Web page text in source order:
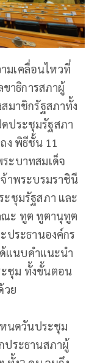
มเคลื่อนไหวที่
าธิการสภาผู้
มาชิกรัฐสภาทั้ง
ดประชุมรัฐสภา
ง พิธีชั้น 11
ะบาทสมเด็จ
าพระบรมราชินี
ะชุมรัฐสภา และ
ะ ทูต ทูตานุทูต
ประธานองค์กร
ด้แนบคำแนะนำ
ชุม ทั้งขั้นตอน
วย
หนดวันประชุม
ประธานสภาผู้